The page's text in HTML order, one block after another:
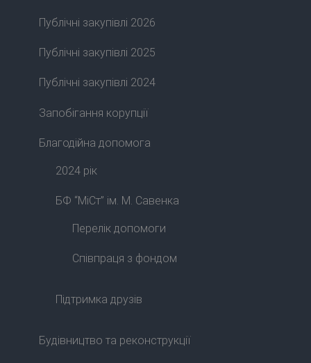
Публічні закупівлі 2026
Публічні закупівлі 2025
Публічні закупівлі 2024
Запобігання корупції
Благодійна допомога
2024 рік
БФ “МіСт” ім. М. Савенка
Перелік допомоги
Співпраця з фондом
Підтримка друзів
Будівництво та реконструкції